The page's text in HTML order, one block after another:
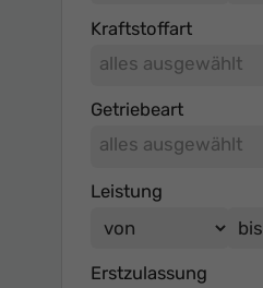
Kraftstoffart
alles ausgewählt
Getriebeart
alles ausgewählt
Leistung
Erstzulassung